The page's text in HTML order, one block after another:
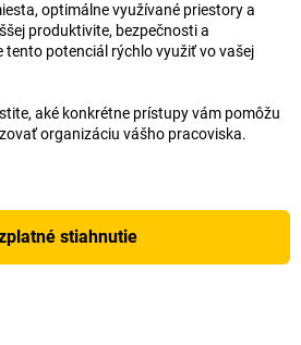
optimálne využívané priestory a
produktivite, bezpečnosti a
tento potenciál rýchlo využiť vo vašej
aké konkrétne prístupy vám pomôžu
organizáciu vášho pracoviska.
stiahnutie